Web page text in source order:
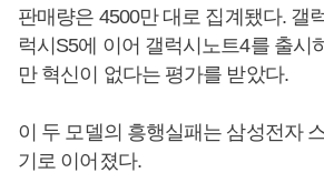
판매량은 4500만 대로 집계됐다. 갤
럭시S5에 이어 갤럭시노트4를 출시
만 혁신이 없다는 평가를 받았다.
이 두 모델의 흥행실패는 삼성전자
기로 이어졌다.